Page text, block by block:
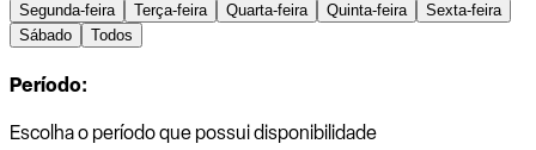
Segunda-feira Terça-feira Quarta-feira Quinta-feira
Sexta-feira
Sábado
Todos
Período:
Escolha o período que possui disponibilidade